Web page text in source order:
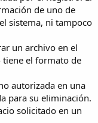
de uno de
sistema, ni tampoco
un archivo en el
tiene el formato de
autorizada en una
para su eliminación.
solicitado en un